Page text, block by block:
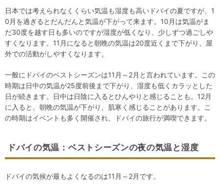
日本では考えられなくくらい気温も湿度も高いドバイの夏ですが、1
0月を過ぎるとだんだんと気温が下がって来ます。10月は気温がま
だ30度を越す日も多いのですが湿度が低くなり、少しずつ過ごしや
すくなります。11月になると朝晩の気温は20度近くまで下がり、屋
外での活動がしやすくなります。
一般にドバイのベストシーズンは11月～2月と言われています。この
時期は日中の気温が25度前後まで下がり、湿度も低くカラッとした
日が続きます。日中は日陰に入るとひんやりと感じることも。12月
に入ると、朝晩の気温が下がり、肌寒く感じることがあります。こ
の時期はイベントも多く開催され、ドバイの旅行が満喫できます。
ドバイの気温：ベストシーズンの夜の気温と湿度
ドバイの気候が最もよくなるのは11月～2月です。